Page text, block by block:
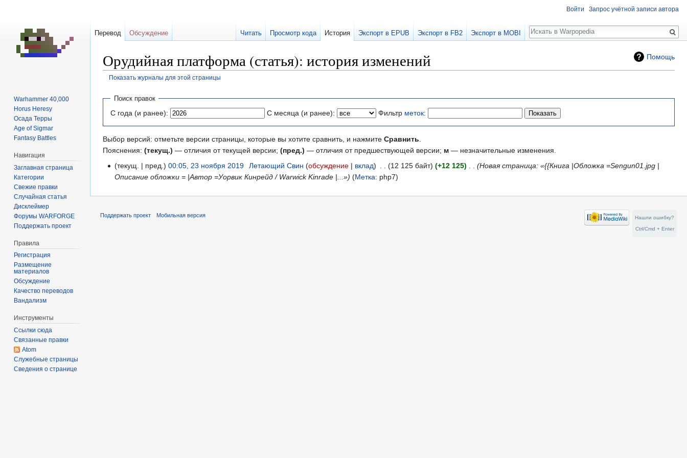
Помощь
Орудийная платформа (статья): история изменений
Показать журналы для этой страницы
Перейти
навигации
Перейти
поиску
Поиск правок
С года (и ранее): С месяца (и ранее): Фильтр меток:
Выбор версий: отметьте версии страницы, которые вы хотите сравнить, и нажмите Сравнить
Пояснения: (текущ.) — отличия от текущей версии; (пред.) — отличия от предшествующей версии; м — незначительные изменения.
текущ.
пред. 00:05, 23 ноября 2019 Летающий Свин обсуждение вклад 12 125 байт +12 125
Новая страница: «{{Книга |Обложка =Sengun01.jpg |
Описание обложки = |Автор =Уорвик Кинрейд / Warwick Kinrade |...»
Метка: php7
Войти Запрос учётной записи автора
Перевод Обсуждение Читать Просмотр кода История Экспорт в EPUB Экспорт в FB2 Экспорт в MOBI
Поиск
Warhammer 40,000
Horus Heresy
Осада Терры
Age of Sigmar
Fantasy Battles
Навигация
Заглавная страница
Категории
Свежие правки
Случайная статья
Дисклеймер
Форумы WARFORGE
Поддержать проект
Правила
Регистрация
Размещение
материалов
Обсуждение
Качество переводов
Вандализм
Инструменты
Ссылки сюда
Связанные правки
Atom
Служебные страницы
Сведения о странице
Поддержать проект Мобильная версия
Нашли ошибку?
Ctrl/Cmd + Enter